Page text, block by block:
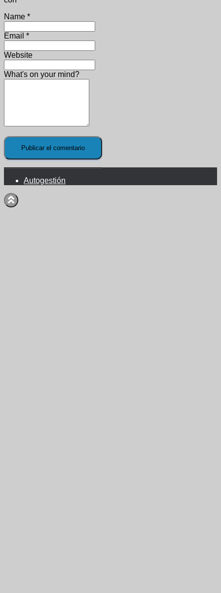
Name *
Email *
Website
What's on your mind?
Autogestión